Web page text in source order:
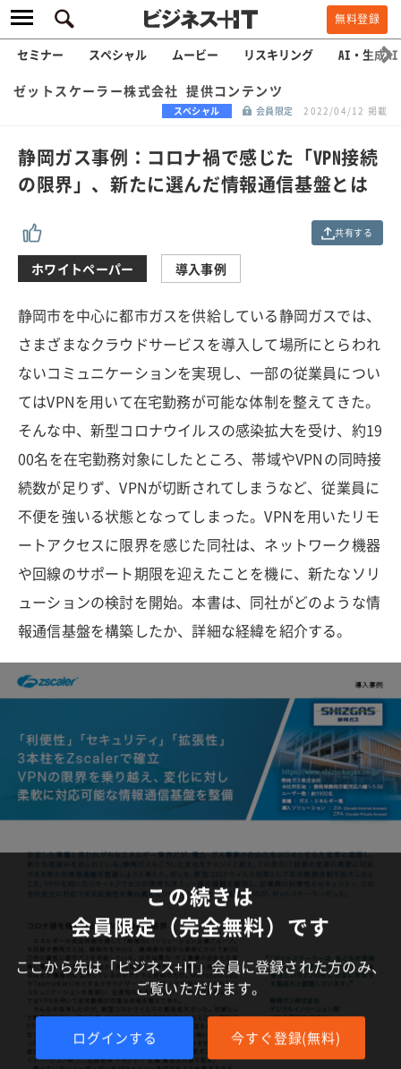
無料登録
セミナー スペシャル ムービー リスキリング AI・生成AI
ゼットスケーラー株式会社 提供コンテンツ
スペシャル 会員限定 2022/04/12 掲載
静岡ガス事例：コロナ禍で感じた「VPN接続
の限界」、新たに選んだ情報通信基盤とは
共有する
ホワイトペーパー 導入事例
静岡市を中心に都市ガスを供給している静岡ガスでは、
さまざまなクラウドサービスを導入して場所にとらわれ
ないコミュニケーションを実現し、一部の従業員につい
てはVPNを用いて在宅勤務が可能な体制を整えてきた。
そんな中、新型コロナウイルスの感染拡大を受け、約19
00名を在宅勤務対象にしたところ、帯域やVPNの同時接
続数が足りず、VPNが切断されてしまうなど、従業員に
不便を強いる状態となってしまった。VPNを用いたリモ
ートアクセスに限界を感じた同社は、ネットワーク機器
や回線のサポート期限を迎えたことを機に、新たなソリ
ューションの検討を開始。本書は、同社がどのような情
報通信基盤を構築したか、詳細な経緯を紹介する。
この続きは
会員限定（完全無料）です
ここから先は「ビジネス+IT」会員に登録された方のみ、
ご覧いただけます。
ログインする 今すぐ登録(無料)